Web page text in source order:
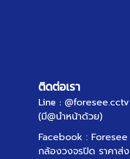
ติดต่อเรา
Line : @foresee.cctv
(มี@นำหน้าด้วย)
Facebook : Foresee
กล้องวงจรปิด ราคาส่ง